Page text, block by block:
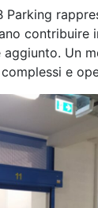
Parking
contribuire
Un
e